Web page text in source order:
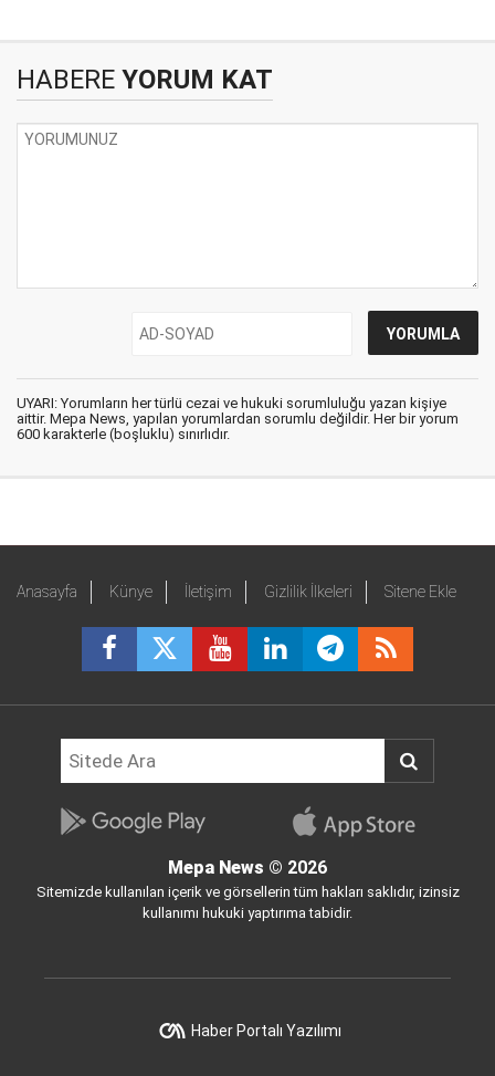
HABERE YORUM KAT
UYARI: Yorumların her türlü cezai ve hukuki sorumluluğu yazan kişiye
aittir. Mepa News, yapılan yorumlardan sorumlu değildir. Her bir yorum
600 karakterle (boşluklu) sınırlıdır.
Anasayfa Künye İletişim Gizlilik İlkeleri Sitene Ekle
Mepa News © 2026
Sitemizde kullanılan içerik ve görsellerin tüm hakları saklıdır, izinsiz
kullanımı hukuki yaptırıma tabidir.
Haber Portalı Yazılımı